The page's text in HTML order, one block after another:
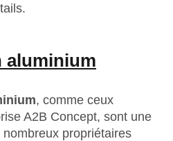
aluminium
, comme ceux
A2B Concept, sont une
propriétaires